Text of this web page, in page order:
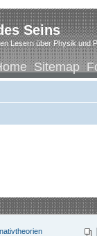
Seins
Lesern über Physik und
Sitemap